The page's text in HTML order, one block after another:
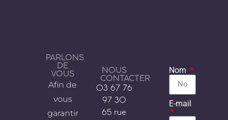
PARLONS
DE
VOUS
Afin de
vous
garantir
NOUS
CONTACTER
03 67 76
97 30
65 rue
Nom
E-mail